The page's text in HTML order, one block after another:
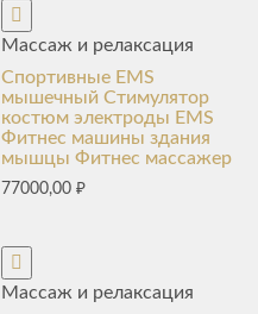
Массаж и релаксация
Спортивные EMS
мышечный Стимулятор
костюм электроды EMS
Фитнес машины здания
мышцы Фитнес массажер
77000,00₽
Массаж и релаксация